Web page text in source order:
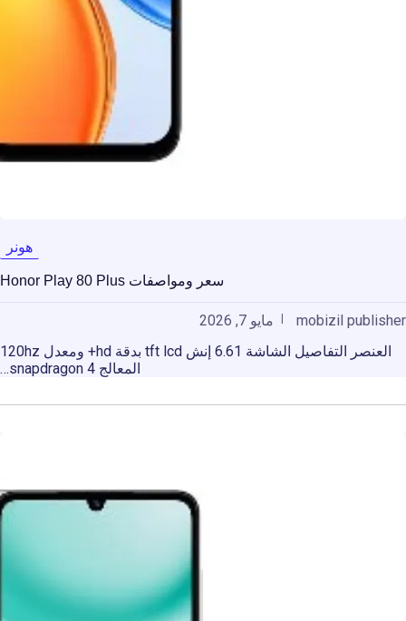
هونر
سعر ومواصفات Honor Play 80 Plus
mobizil publisher
مايو 7, 2026
العنصر التفاصيل الشاشة 6.61 إنش tft lcd بدقة hd+ ومعدل 120hz
المعالج snapdragon 4…